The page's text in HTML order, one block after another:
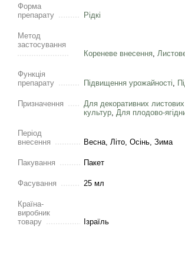
Форма
препарату
Рідкі
Метод
застосування
Кореневе внесення
Функція
препарату
Підвищення урожайності
Призначення Для декоративних
культур Для плодово-
Період
внесення
Весна, Літо, Осінь, Зима
Пакування Пакет
Фасування 25 мл
Країна-
виробник
товару
Ізраїль